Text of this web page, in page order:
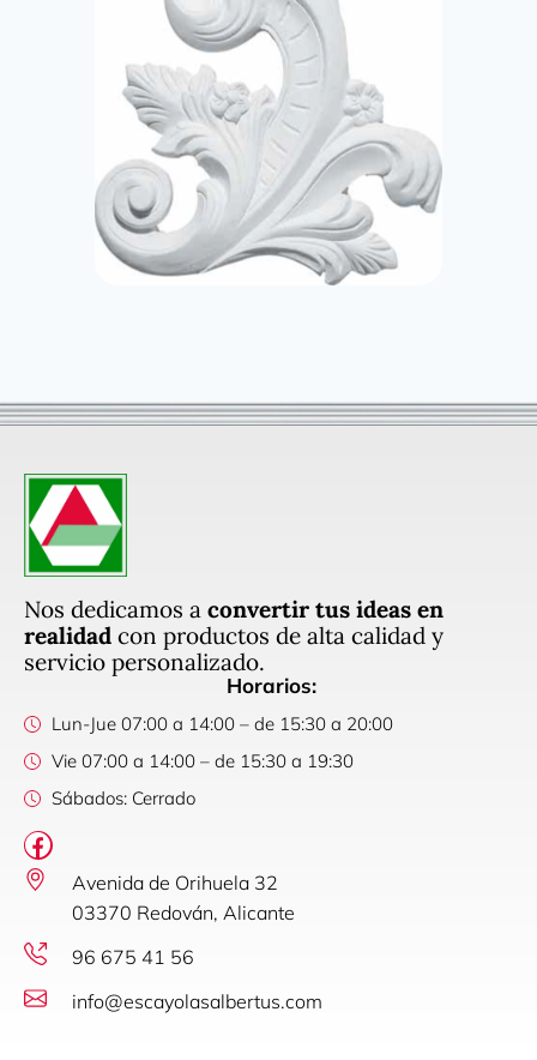
Nos dedicamos a convertir tus ideas en
realidad con productos de alta calidad y
servicio personalizado.
Horarios:
Lun-Jue 07:00 a 14:00 – de 15:30 a 20:00
Vie 07:00 a 14:00 – de 15:30 a 19:30
Sábados: Cerrado
Avenida de Orihuela 32
03370 Redován, Alicante
96 675 41 56
info@escayolasalbertus.com